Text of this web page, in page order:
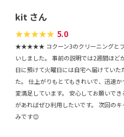
kit さん
★★★★★ 5.0
★★★★★ コクーン3のクリーニングとフ
いしました。 事前の説明では2週間ほど
日に預けて火曜日には自宅へ届けていた
た。 仕上がりもとてもきれいで、迅速
変満足しています。 安心してお願いで
があればぜひ利用したいです。 次回の
みです😊